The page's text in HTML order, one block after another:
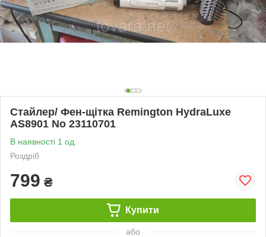
Стайлер/ Фен-щітка Remington HydraLuxe
AS8901 No 23110701
В наявності 1 од.
Роздріб
799 ₴
Купити
або